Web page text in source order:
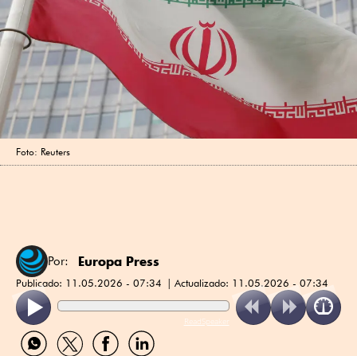
Foto: Reuters
Por: Europa Press
Publicado: 11.05.2026 - 07:34 Actualizado: 11.05.2026 - 07:34
ReadSpeaker
Compartir
por
Compartir
por
Compartir
por
Compartir
por